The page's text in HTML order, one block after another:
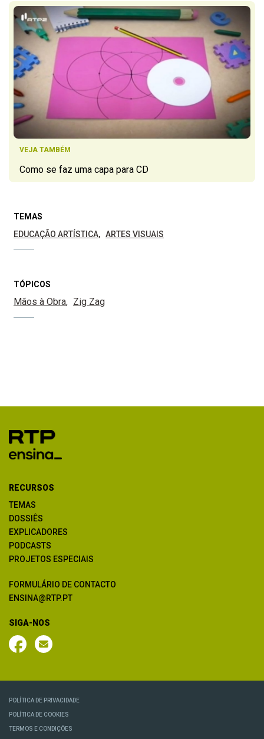
VEJA TAMBÉM
Como se faz uma capa para CD
TEMAS
EDUCAÇÃO ARTÍSTICA
ARTES VISUAIS
TÓPICOS
Mãos à Obra Zig Zag
RECURSOS
TEMAS
DOSSIÊS
EXPLICADORES
PODCASTS
PROJETOS ESPECIAIS
FORMULÁRIO DE CONTACTO
ENSINA@RTP.PT
SIGA-NOS
POLÍTICA DE PRIVACIDADE
POLÍTICA DE COOKIES
TERMOS E CONDIÇÕES